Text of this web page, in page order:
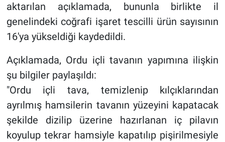
aktarılan açıklamada, bununla birlikte il
genelindeki coğrafi işaret tescilli ürün sayısının
16'ya yükseldiği kaydedildi.
Açıklamada, Ordu içli tavanın yapımına ilişkin
şu bilgiler paylaşıldı:
"Ordu içli tava, temizlenip kılçıklarından
ayrılmış hamsilerin tavanın yüzeyini kapatacak
şekilde dizilip üzerine hazırlanan iç pilavın
koyulup tekrar hamsiyle kapatılıp pişirilmesiyle